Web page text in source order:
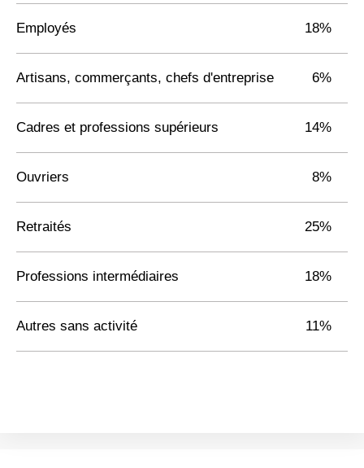
Employés 18%
Artisans, commerçants, chefs d'entreprise 6%
Cadres et professions supérieurs 14%
Ouvriers 8%
Retraités 25%
Professions intermédiaires 18%
Autres sans activité 11%